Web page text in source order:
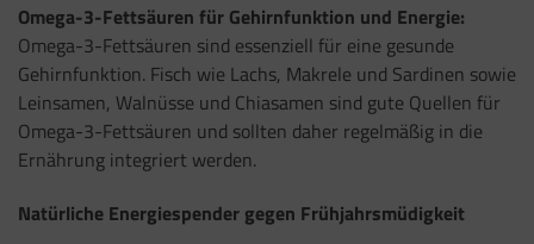
Omega-3-Fettsäuren für Gehirnfunktion und Energie:
Omega-3-Fettsäuren sind essenziell für eine gesunde
Gehirnfunktion. Fisch wie Lachs, Makrele und Sardinen sowie
Leinsamen, Walnüsse und Chiasamen sind gute Quellen für
Omega-3-Fettsäuren und sollten daher regelmäßig in die
Ernährung integriert werden.
Natürliche Energiespender gegen Frühjahrsmüdigkeit